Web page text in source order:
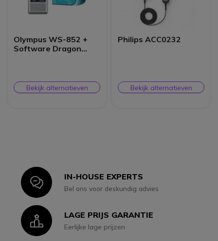
Olympus WS-852 +
Software Dragon
Bekijk alternatieven
Philips ACC0232
Bekijk alternatieven
IconIN-HOUSE EXPERTS
Bel ons voor deskundig advies
IconLAGE PRIJS GARANTIE
Eerlijke lage prijzen